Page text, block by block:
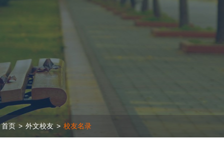
首页 > 外文校友 > 校友名录